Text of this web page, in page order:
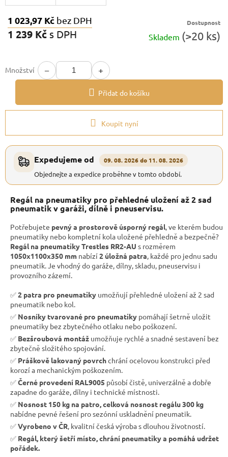
1 023,97 Kč bez DPH
1 239 Kč s DPH
Dostupnost
Skladem (>20 ks)
Množství − +
Přidat do košíku
Koupit nyní
Expedujeme od 09. 08. 2026 do 11. 08. 2026
Objednejte a expedice proběhne v tomto období.
Regál na pneumatiky pro přehledné uložení až 2 sad
pneumatik v garáži, dílně i pneuservisu.
Potřebujete pevný a prostorově úsporný regál, ve kterém budou
pneumatiky nebo kompletní kola uložené přehledně a bezpečně?
Regál na pneumatiky Trestles RR2-AU s rozměrem
1050x1100x350 mm nabízí 2 úložná patra, každé pro jednu sadu
pneumatik. Je vhodný do garáže, dílny, skladu, pneuservisu i
provozního zázemí.
✅2 patra pro pneumatiky umožňují přehledné uložení až 2 sad
pneumatik nebo kol.
✅ Nosníky tvarované pro pneumatiky pomáhají šetrně uložit
pneumatiky bez zbytečného otlaku nebo poškození.
✅ Bezšroubová montáž umožňuje rychlé a snadné sestavení bez
zbytečně složitého spojování.
✅ Práškově lakovaný povrchchrání ocelovou konstrukci před
korozí a mechanickým poškozením.
✅Černé provedení RAL9005 působí čistě, univerzálně a dobře
zapadne do garáže, dílny i technické místnosti.
✅ Nosnost 150 kg na patro, celková nosnost regálu 300 kg
nabídne pevné řešení pro sezónní uskladnění pneumatik.
✅Vyrobeno v ČR, kvalitní česká výroba s dlouhou životností.
✅ Regál, který šetří místo, chrání pneumatiky a pomáhá udržet
pořádek.